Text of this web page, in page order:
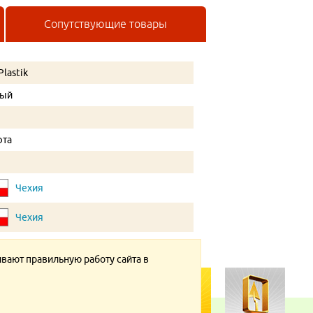
Сопутствующие товары
Чехия
Чехия
правильную работу сайта в